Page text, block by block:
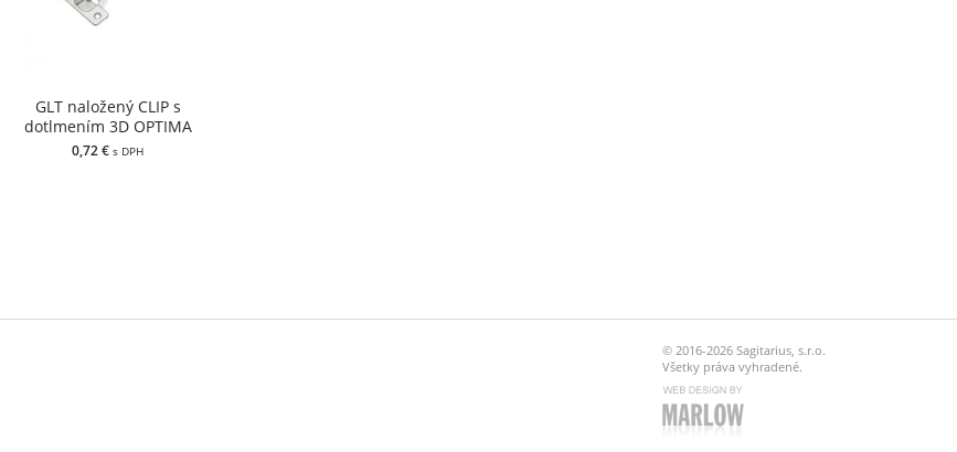
GLT naložený CLIP s
dotlmením 3D OPTIMA
(03GL09ODT3D)
0,72 € s DPH
© 2016-2026 Sagitarius, s.r.o.
Všetky práva vyhradené.